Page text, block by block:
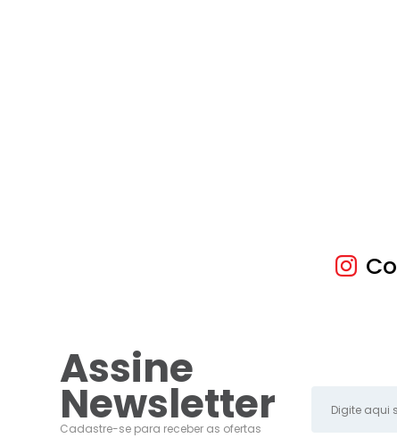
Assine
Newsletter
Cadastre-se para receber as ofertas